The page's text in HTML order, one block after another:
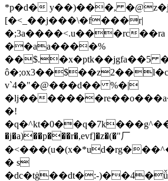
*p�d� y��)���,
[�<_��j���\�f���r|
�;3a����<.u���rc��ra
��aa����%
v`4�"�@���d�� %�|
�lj��
�!
�j�a)��p���r�,evf]�z�(�"厂
� s
�dc�tġ��dt�:-